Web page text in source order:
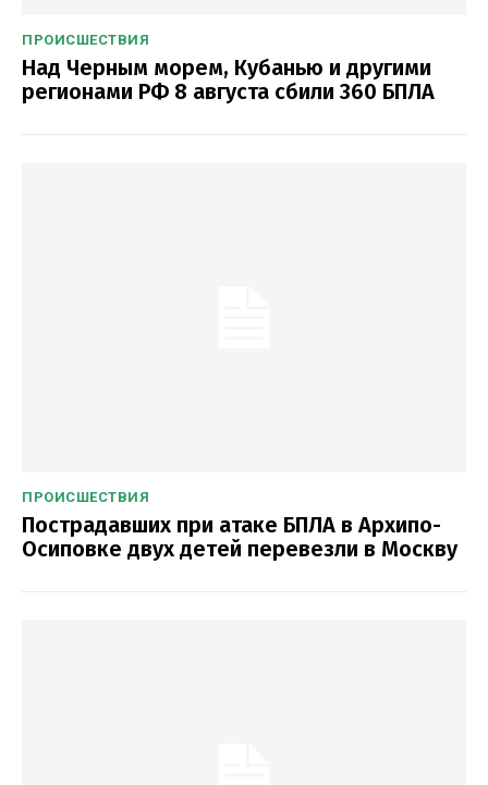
ПРОИСШЕСТВИЯ
Над Черным морем, Кубанью и другими
регионами РФ 8 августа сбили 360 БПЛА
ПРОИСШЕСТВИЯ
Пострадавших при атаке БПЛА в Архипо-
Осиповке двух детей перевезли в Москву